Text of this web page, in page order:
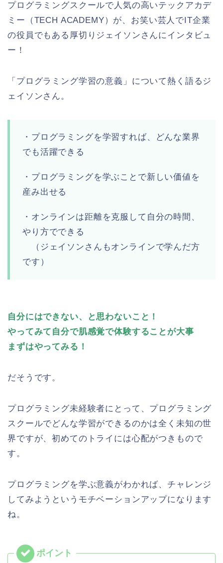
プログラミングスクールで人気の高いテックアカデ
ミー（TECH ACADEMY）が、お笑い芸人でIT企業
の役員でもある厚切りジェイソンさんにインタビュ
ー！
「プログラミング学習の意義」について熱く語るジ
ェイソンさん。
・プログラミングを学習すれば、どんな業界
でも活躍できる
・プログラミングを学ぶことで新しい価値を
産み出せる
・オンラインは距離を克服して自分の時間、
やり方でできる
（ジェイソンさんもオンラインで学んだ方
です）
自分にはできない、と思わないこと！
やってみて自分で肌感覚で体験することが大事
まずはやってみる！
だそうです。
プログラミング未経験者にとって、プログラミング
スクールでどんな学習ができるのかは全く未知の世
界ですが、初めてのトライには心配がつきもので
す。
プログラミングを学ぶ意義がわかれば、チャレンジ
してみようというモチベーションアップになります
ね。